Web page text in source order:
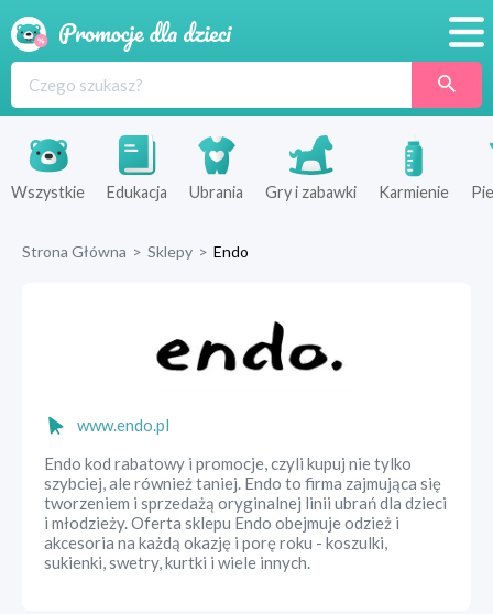
Produkty
Sklepy
Wszystkie Edukacja Ubrania Gry i zabawki Karmienie
Strona Główna > Sklepy > Endo
www.endo.pl
Endo kod rabatowy i promocje, czyli kupuj nie tylko
szybciej, ale również taniej. Endo to firma zajmująca się
tworzeniem i sprzedażą oryginalnej linii ubrań dla dzieci
i młodzieży. Oferta sklepu Endo obejmuje odzież i
akcesoria na każdą okazję i porę roku - koszulki,
sukienki, swetry, kurtki i wiele innych.